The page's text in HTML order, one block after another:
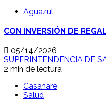
Aguazul
CON INVERSIÓN DE
05/14/2026
SUPERINTENDENCIA DE
2 min de lectura
Casanare
Salud